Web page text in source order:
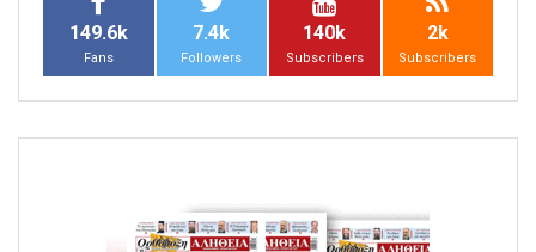
149.6k
Fans
7.4k
Followers
140k
Subscribers
2k
Subscribers